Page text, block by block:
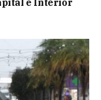
e Interior